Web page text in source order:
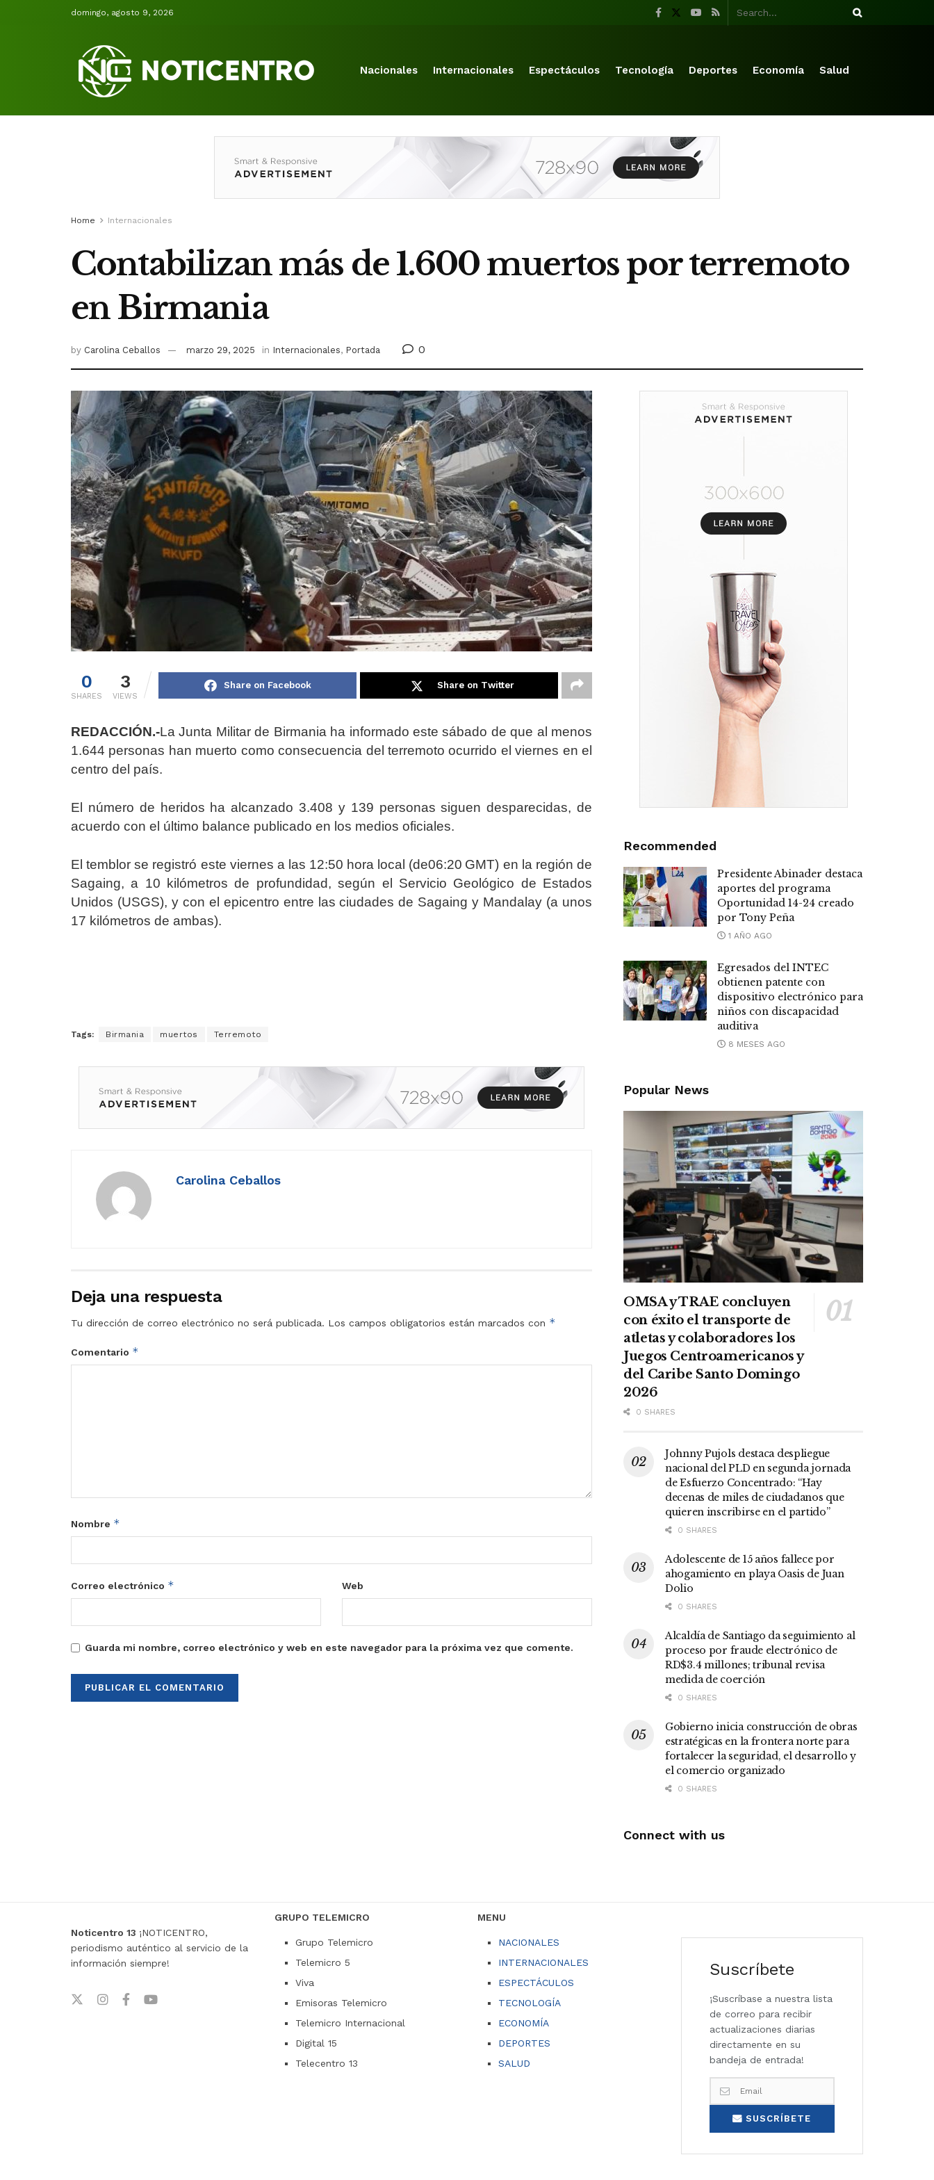
domingo, agosto 9, 2026
Nacionales Internacionales Espectáculos Tecnología Deportes Economía Salud
Home Internacionales
Contabilizan más de 1.600 muertos por terremoto
en Birmania
by Carolina Ceballos marzo 29, 2025 in Internacionales, Portada 0
0
SHARES
3
VIEWS
Share on Facebook Share on Twitter
REDACCIÓN.-La Junta Militar de Birmania ha informado este sábado de que al menos
1.644 personas han muerto como consecuencia del terremoto ocurrido el viernes en el
centro del país.
El número de heridos ha alcanzado 3.408 y 139 personas siguen desparecidas, de
acuerdo con el último balance publicado en los medios oficiales.
El temblor se registró este viernes a las 12:50 hora local (de06:20 GMT) en la región de
Sagaing, a 10 kilómetros de profundidad, según el Servicio Geológico de Estados
Unidos (USGS), y con el epicentro entre las ciudades de Sagaing y Mandalay (a unos
17 kilómetros de ambas).
Tags: Birmania muertos Terremoto
Carolina Ceballos
Deja una respuesta
Tu dirección de correo electrónico no será publicada. Los campos obligatorios están marcados con *
Comentario *
Nombre *
Correo electrónico * Web
Guarda mi nombre, correo electrónico y web en este navegador para la próxima vez que comente.
Recommended
Presidente Abinader destaca
aportes del programa
Oportunidad 14-24 creado
por Tony Peña
1 AÑO AGO
Egresados del INTEC
obtienen patente con
dispositivo electrónico para
niños con discapacidad
auditiva
8 MESES AGO
Popular News
OMSA y TRAE concluyen
con éxito el transporte de
atletas y colaboradores los
Juegos Centroamericanos y
del Caribe Santo Domingo
2026
0 SHARES
Johnny Pujols destaca despliegue
nacional del PLD en segunda jornada
de Esfuerzo Concentrado: “Hay
decenas de miles de ciudadanos que
quieren inscribirse en el partido”
0 SHARES
Adolescente de 15 años fallece por
ahogamiento en playa Oasis de Juan
Dolio
0 SHARES
Alcaldía de Santiago da seguimiento al
proceso por fraude electrónico de
RD$3.4 millones; tribunal revisa
medida de coerción
0 SHARES
Gobierno inicia construcción de obras
estratégicas en la frontera norte para
fortalecer la seguridad, el desarrollo y
el comercio organizado
0 SHARES
Connect with us
Noticentro 13 ¡NOTICENTRO,
periodismo auténtico al servicio de la
información siempre!
GRUPO TELEMICRO
Grupo Telemicro
Telemicro 5
Viva
Emisoras Telemicro
Telemicro Internacional
Digital 15
Telecentro 13
MENU
NACIONALES
INTERNACIONALES
ESPECTÁCULOS
TECNOLOGÍA
ECONOMÍA
DEPORTES
SALUD
Suscríbete
¡Suscríbase a nuestra lista
de correo para recibir
actualizaciones diarias
directamente en su
bandeja de entrada!
SUSCRÍBETE